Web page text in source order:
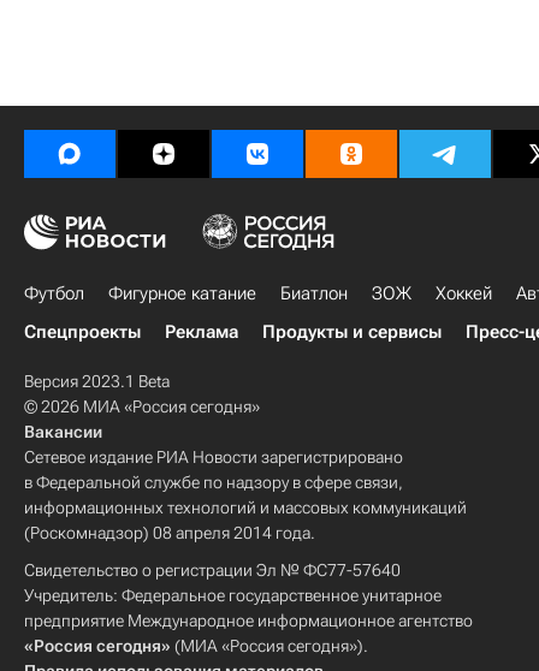
Футбол Фигурное катание Биатлон ЗОЖ Хоккей
Спецпроекты
Реклама Продукты и сервисы Пресс-
Версия 2023.1 Beta
© 2026 МИА «Россия сегодня»
Вакансии
Сетевое издание РИА Новости зарегистрировано
в Федеральной службе по надзору в сфере связи,
информационных технологий и массовых коммуникаций
(Роскомнадзор) 08 апреля 2014 года.
Свидетельство о регистрации Эл № ФС77-57640
Учредитель: Федеральное государственное унитарное
предприятие Международное информационное агентство
«Россия сегодня» (МИА «Россия сегодня»).